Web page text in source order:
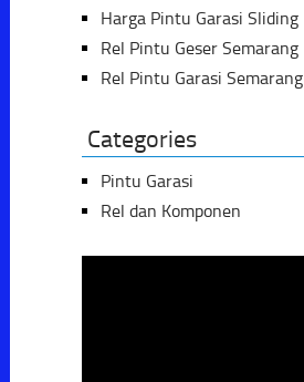
Harga Pintu Garasi Sliding
Rel Pintu Geser Semarang
Rel Pintu Garasi Semarang
Categories
Pintu Garasi
Rel dan Komponen